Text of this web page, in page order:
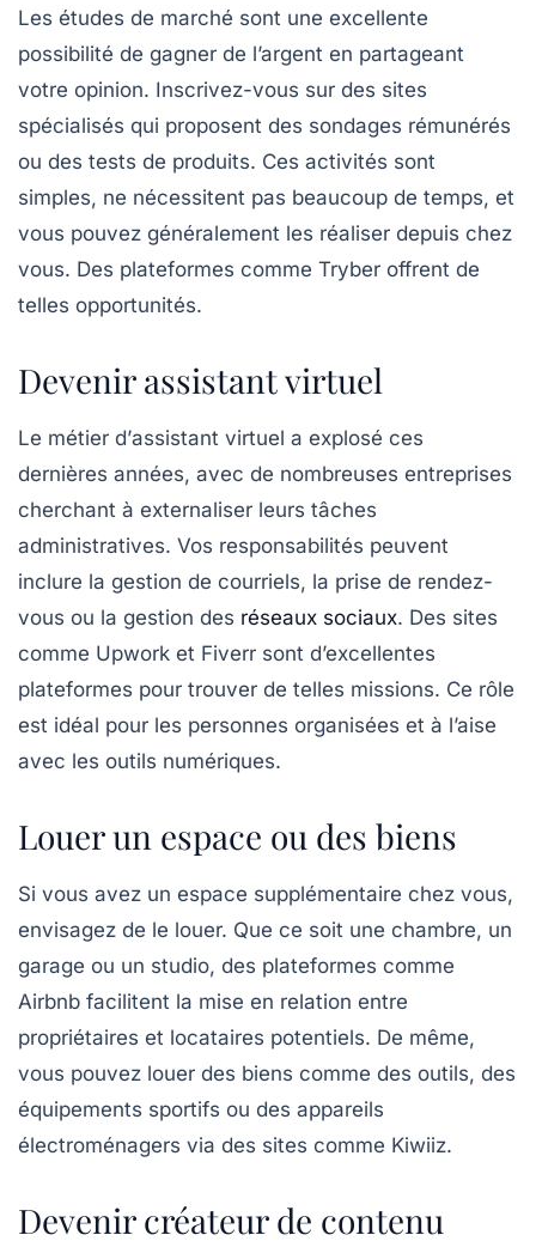
Les études de marché sont une excellente
possibilité de gagner de l’argent en partageant
votre opinion. Inscrivez-vous sur des sites
spécialisés qui proposent des sondages rémunérés
ou des tests de produits. Ces activités sont
simples, ne nécessitent pas beaucoup de temps, et
vous pouvez généralement les réaliser depuis chez
vous. Des plateformes comme Tryber offrent de
telles opportunités.
Devenir assistant virtuel
Le métier d’assistant virtuel a explosé ces
dernières années, avec de nombreuses entreprises
cherchant à externaliser leurs tâches
administratives. Vos responsabilités peuvent
inclure la gestion de courriels, la prise de rendez-
vous ou la gestion des réseaux sociaux. Des sites
comme Upwork et Fiverr sont d’excellentes
plateformes pour trouver de telles missions. Ce rôle
est idéal pour les personnes organisées et à l’aise
avec les outils numériques.
Louer un espace ou des biens
Si vous avez un espace supplémentaire chez vous,
envisagez de le louer. Que ce soit une chambre, un
garage ou un studio, des plateformes comme
Airbnb facilitent la mise en relation entre
propriétaires et locataires potentiels. De même,
vous pouvez louer des biens comme des outils, des
équipements sportifs ou des appareils
électroménagers via des sites comme Kiwiiz.
Devenir créateur de contenu